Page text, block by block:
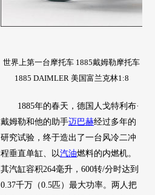
世界上第一台摩托车 1885戴姆勒摩托车
1885 DAIMLER 美国富兰克林1:8
1885年的春天，德国人戈特利布·
戴姆勒和他的助手迈巴赫经过多年的
研究试验，终于造出了一台风冷二冲
程垂直单缸、以汽油燃料的内燃机。
其汽缸容积264毫升，600转/分时达到
0.37千万（0.5匹）最大功率。两人把